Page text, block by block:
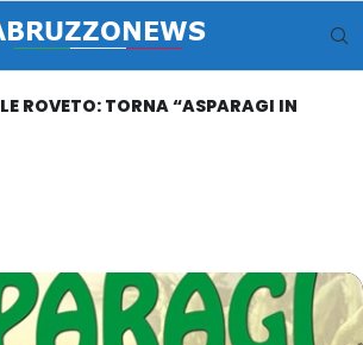
ROVETO: TORNA “ASPARAGI IN